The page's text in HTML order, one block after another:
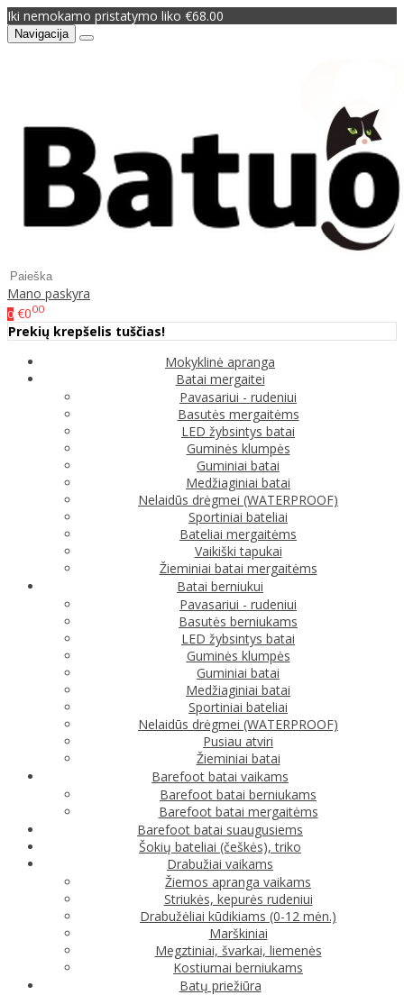
Iki nemokamo pristatymo liko €68.00
Navigacija
Mano paskyra
0 €000
Prekių krepšelis tuščias!
Mokyklinė apranga
Batai mergaitei
Pavasariui - rudeniui
Basutės mergaitėms
LED žybsintys batai
Guminės klumpės
Guminiai batai
Medžiaginiai batai
Nelaidūs drėgmei (WATERPROOF)
Sportiniai bateliai
Bateliai mergaitėms
Vaikiški tapukai
Žieminiai batai mergaitėms
Batai berniukui
Pavasariui - rudeniui
Basutės berniukams
LED žybsintys batai
Guminės klumpės
Guminiai batai
Medžiaginiai batai
Sportiniai bateliai
Nelaidūs drėgmei (WATERPROOF)
Pusiau atviri
Žieminiai batai
Barefoot batai vaikams
Barefoot batai berniukams
Barefoot batai mergaitėms
Barefoot batai suaugusiems
Šokių bateliai (češkės), triko
Drabužiai vaikams
Žiemos apranga vaikams
Striukės, kepurės rudeniui
Drabužėliai kūdikiams (0-12 mėn.)
Marškiniai
Megztiniai, švarkai, liemenės
Kostiumai berniukams
Batų priežiūra